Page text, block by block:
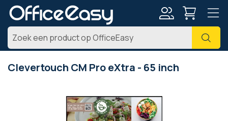
Zoek
Clevertouch CM Pro eXtra - 65 inch